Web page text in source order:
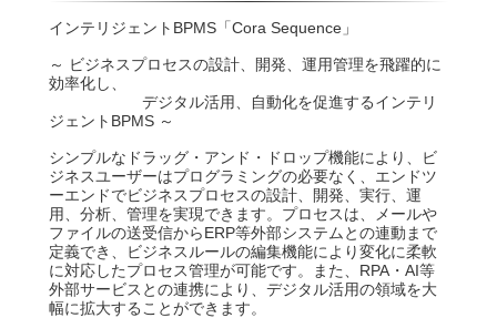
インテリジェントBPMS「Cora Sequence」
～ ビジネスプロセスの設計、開発、運用管理を飛躍的に
効率化し、
デジタル活用、自動化を促進するインテリ
ジェントBPMS ～
シンプルなドラッグ・アンド・ドロップ機能により、ビ
ジネスユーザーはプログラミングの必要なく、エンドツ
ーエンドでビジネスプロセスの設計、開発、実行、運
用、分析、管理を実現できます。プロセスは、メールや
ファイルの送受信からERP等外部システムとの連動まで
定義でき、ビジネスルールの編集機能により変化に柔軟
に対応したプロセス管理が可能です。また、RPA・AI等
外部サービスとの連携により、デジタル活用の領域を大
幅に拡大することができます。